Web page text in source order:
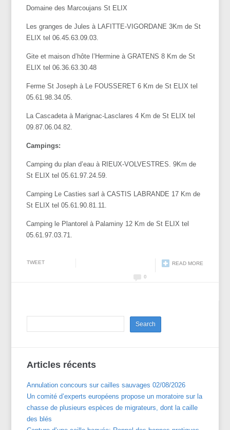
Domaine des Marcoujans St ELIX
Les granges de Jules à LAFITTE-VIGORDANE 3Km de St
ELIX tel 06.45.63.09.03.
Gite et maison d’hôte l’Hermine à GRATENS 8 Km de St
ELIX tel 06.36.63.30.48
Ferme St Joseph à Le FOUSSERET 6 Km de St ELIX tel
05.61.98.34.05.
La Cascadeta à Marignac-Lasclares 4 Km de St ELIX tel
09.87.06.04.82.
Campings:
Camping du plan d’eau à RIEUX-VOLVESTRES. 9Km de
St ELIX tel 05.61.97.24.59.
Camping Le Casties sarl à CASTIS LABRANDE 17 Km de
St ELIX tel 05.61.90.81.11.
Camping le Plantorel à Palaminy 12 Km de St ELIX tel
05.61.97.03.71.
TWEET READ MORE
0
Articles récents
Annulation concours sur cailles sauvages 02/08/2026
Un comité d’experts européens propose un moratoire sur la
chasse de plusieurs espèces de migrateurs, dont la caille
des blés